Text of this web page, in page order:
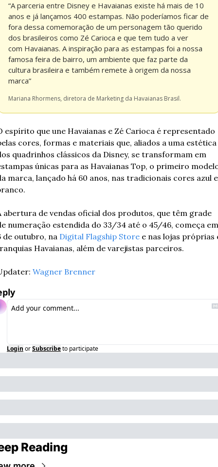
“A parceria entre Disney e Havaianas existe há mais de 10
anos e já lançamos 400 estampas. Não poderíamos ficar de
fora dessa comemoração de um personagem tão querido
dos brasileiros como Zé Carioca e que tem tudo a ver
com Havaianas. A inspiração para as estampas foi a nossa
famosa feira de bairro, um ambiente que faz parte da
cultura brasileira e também remete à origem da nossa
marca”
Mariana Rhormens, diretora de Marketing da Havaianas Brasil.
espírito que une Havaianas e Zé Carioca é representado
cores, formas e materiais que, aliados a uma estética
quadrinhos clássicos da Disney, se transformam em
únicas para as Havaianas Top, o primeiro
marca, lançado há 60 anos, nas tradicionais cores azul e
abertura de vendas oficial dos produtos, que têm grade
numeração estendida do 33/34 até o 45/46, começa em
de outubro, na Digital Flagship Store e nas lojas próprias
Havaianas, além de varejistas parceiros.
Wagner Brenner
Login orSubscribeto participate
Reading